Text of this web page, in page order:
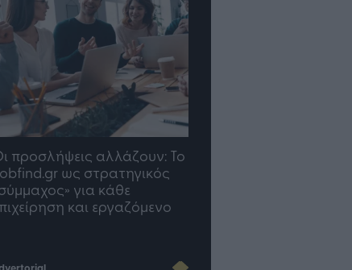
Greece: Πώς
το μέλλον
Insurance στην εποχή
AI